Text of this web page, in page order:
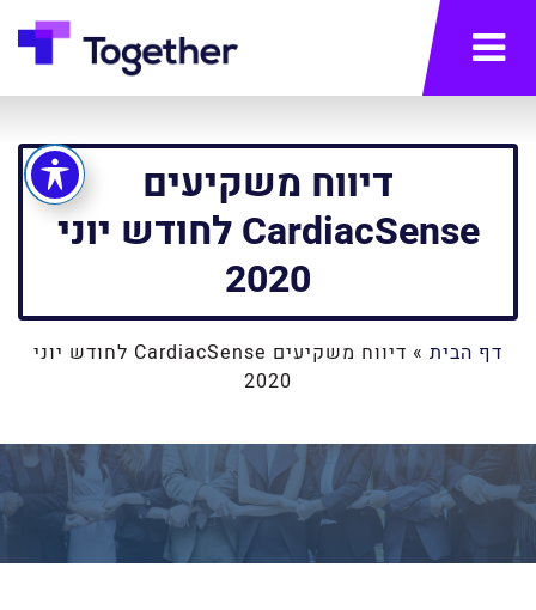
תפריט
דיווח משקיעים
CardiacSense לחודש יוני
2020
דף הבית »
דיווח משקיעים CardiacSense לחודש יוני
2020